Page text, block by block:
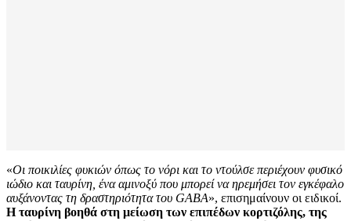
«Οι ποικιλίες φυκιών όπως το νόρι και το ντούλσε περιέχουν φυσικό
ιώδιο και ταυρίνη, ένα αμινοξύ που μπορεί να ηρεμήσει τον εγκέφαλο
αυξάνοντας τη δραστηριότητα του GABA», επισημαίνουν οι ειδικοί.
Η ταυρίνη βοηθά στη μείωση των επιπέδων κορτιζόλης, της